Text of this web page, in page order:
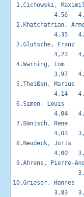
1.Cichowski,
4,56
2.Khatchatrian,
4,35
3.Glutsche,
4,23
4.Warning, Tom
3,97
5.Theißen,
4,14
6.Simon, Louis
4,04
7.Bänisch,
4,03
8.Neudeck,
4,00
9.Ahrens,
10.Grieser,